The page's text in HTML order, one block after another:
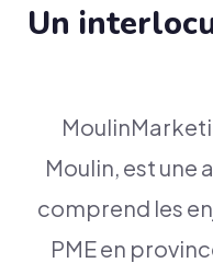
Un
Moulin, est une
comprend les
PME en